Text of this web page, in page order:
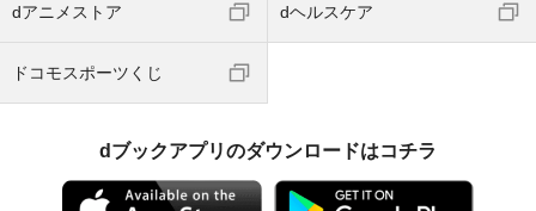
dアニメストア dヘルスケア
ドコモスポーツくじ
dブックアプリのダウンロードはコチラ